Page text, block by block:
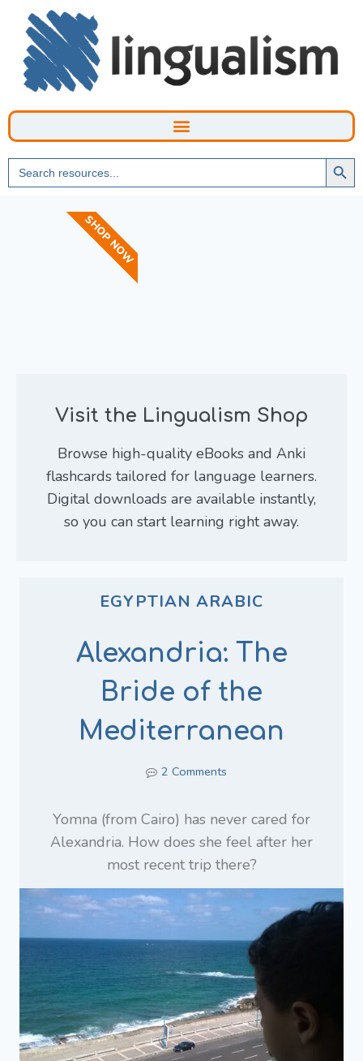
Search
for:
Visit the Lingualism Shop
Browse high-quality eBooks and Anki
flashcards tailored for language learners.
Digital downloads are available instantly,
so you can start learning right away.
SHOP NOW
EGYPTIAN ARABIC
Alexandria: The
Bride of the
Mediterranean
2 Comments
Yomna (from Cairo) has never cared for
Alexandria. How does she feel after her
most recent trip there?